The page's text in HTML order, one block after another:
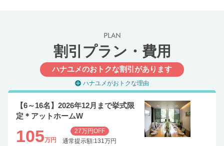
PLAN
割引プラン・費用
ハナユメのおトクな割引があります
ハナユメがおトクな理由
【6～16名】2026年12月まで挙式限
定＊アットホームW
105万円
27万円OFF
通常提示額:131万円